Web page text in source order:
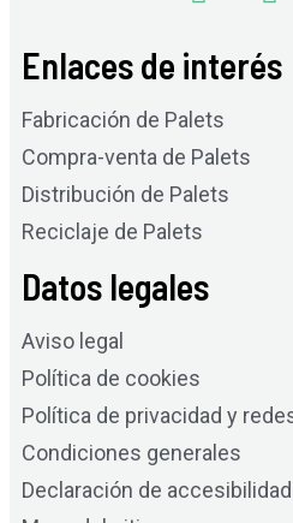
Enlaces de interés
Fabricación de Palets
Compra-venta de Palets
Distribución de Palets
Reciclaje de Palets
Datos legales
Aviso legal
Política de cookies
Política de privacidad y
Condiciones generales
Declaración de accesibilidad